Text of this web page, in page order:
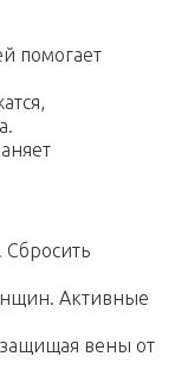
помогает
Активные
вены от